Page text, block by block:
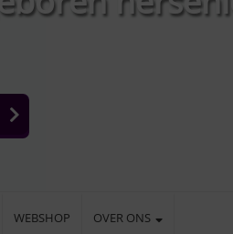
WEBSHOP OVER ONS